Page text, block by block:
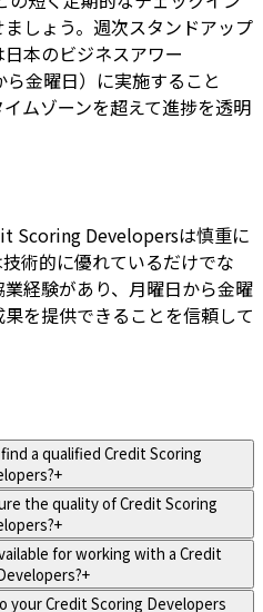
しょう。週次スタンドアップ
本のビジネスアワー
ら金曜日）に実施すること
ムゾーンを超えて進捗を透明
Scoring Developersは慎重に
術的に優れているだけでな
経験があり、月曜日から金曜
を提供できることを信頼して
a qualified Credit Scoring
+
the quality of Credit Scoring
+
for working with a Credit
+
your Credit Scoring Developers